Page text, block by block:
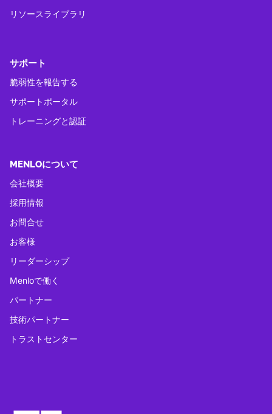
リソースライブラリ
サポート
脆弱性を報告する
サポートポータル
トレーニングと認証
MENLOについて
会社概要
採用情報
お問合せ
お客様
リーダーシップ
Menloで働く
パートナー
技術パートナー
トラストセンター